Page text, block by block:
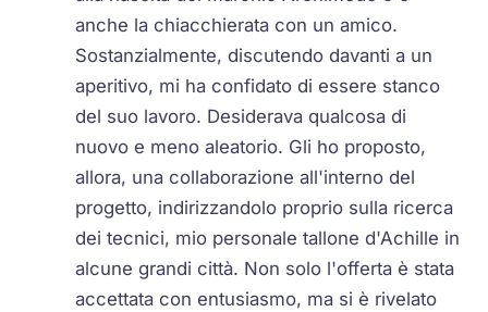
anche la chiacchierata con un amico.
Sostanzialmente, discutendo davanti a un
aperitivo, mi ha confidato di essere stanco
del suo lavoro. Desiderava qualcosa di
nuovo e meno aleatorio. Gli ho proposto,
allora, una collaborazione all'interno del
progetto, indirizzandolo proprio sulla ricerca
dei tecnici, mio personale tallone d'Achille in
alcune grandi città. Non solo l'offerta è stata
accettata con entusiasmo, ma si è rivelato